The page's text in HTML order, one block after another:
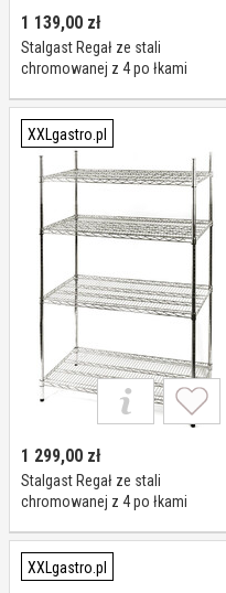
1 139,00 zł
Stalgast Regał ze stali
chromowanej z 4 po łkami
mm, skre cany I Stalgast
XXLgastro.pl
1 299,00 zł
Stalgast Regał ze stali
chromowanej z 4 po łkami
mm, skre cany I Stalgast
XXLgastro.pl